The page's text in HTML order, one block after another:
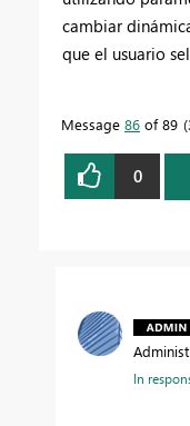
cambiar
que el usuario
Message 86 of 89
0
In